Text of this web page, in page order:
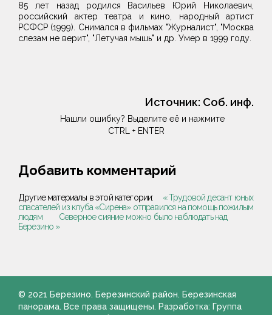
85 лет назад родился Васильев Юрий Николаевич,
российский актер театра и кино, народный артист
РСФСР (1999). Снимался в фильмах "Журналист", "Москва
слезам не верит", "Летучая мышь" и др. Умер в 1999 году.
Источник: Соб. инф.
Нашли ошибку? Выделите её и нажмите
CTRL + ENTER
Добавить комментарий
Другие материалы в этой категории:
« Трудовой десант юных
спасателей из клуба «Сирена» отправился на помощь пожилым
людям
Северное сияние можно было наблюдать над
Березино »
© 2021 Березино. Березинский район. Березинская
панорама. Все права защищены. Разработка: Группа